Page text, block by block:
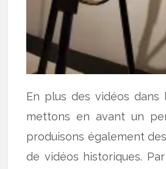
En plus des vidéos dans
mettons en avant un
produisons également
de vidéos historiques.